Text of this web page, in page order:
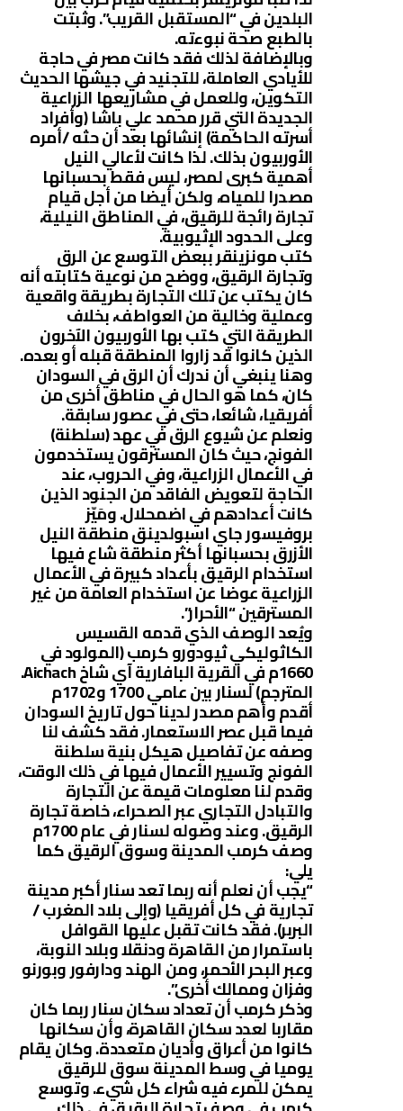
البلدين في “المستقبل القريب”. وثبتت
بالطبع صحة نبوءته.
وبالإضافة لذلك فقد كانت مصر في حاجة
للأيادي العاملة، للتجنيد في جيشها الحديث
التكوين، وللعمل في مشاريعها الزراعية
الجديدة التي قرر محمد علي باشا (وأفراد
أسرته الحاكمة) إنشائها بعد أن حثه /أمره
الأوربيون بذلك. لذا كانت لأعالي النيل
أهمية كبرى لمصر، ليس فقط بحسبانها
مصدرا للمياه، ولكن أيضا من أجل قيام
تجارة رائجة للرقيق، في المناطق النيلية،
وعلى الحدود الإثيوبية.
كتب مونزينقر ببعض التوسع عن الرق
وتجارة الرقيق، ووضح من نوعية كتابته أنه
كان يكتب عن تلك التجارة بطريقة واقعية
وعملية وخالية من العواطف، بخلاف
الطريقة التي كتب بها الأوربيون الآخرون
الذين كانوا قد زاروا المنطقة قبله أو بعده.
وهنا ينبغي أن ندرك أن الرق في السودان
كان، كما هو الحال في مناطق أخرى من
أفريقيا، شائعا، حتى في عصور سابقة.
ونعلم عن شيوع الرق في عهد (سلطنة)
الفونج، حيث كان المسترقون يستخدمون
في الأعمال الزراعية، وفي الحروب، عند
الحاجة لتعويض الفاقد من الجنود الذين
كانت أعدادهم في اضمحلال. ومَيّز
بروفيسور جاي اسبولدينق منطقة النيل
الأزرق بحسبانها أكثر منطقة شاع فيها
استخدام الرقيق بأعداد كبيرة في الأعمال
الزراعية عوضا عن استخدام العامة من غير
المسترقين “الأحرار”.
ويُعد الوصف الذي قدمه القسيس
الكاثوليكي ثيودورو كرمب (المولود في
1660م في القرية البافارية آي شاخ Aichach.
المترجم) لسنار بين عامي 1700 و1702م
أقدم وأهم مصدر لدينا حول تاريخ السودان
فيما قبل عصر الاستعمار. فقد كشف لنا
وصفه عن تفاصيل هيكل بنية سلطنة
الفونج وتسيير الأعمال فيها في ذلك الوقت،
وقدم لنا معلومات قيمة عن التجارة
والتبادل التجاري عبر الصحراء، خاصة تجارة
الرقيق. وعند وصوله لسنار في عام 1700م
وصف كرمب المدينة وسوق الرقيق كما
يلي:
“يجب أن نعلم أنه ربما تعد سنار أكبر مدينة
تجارية في كل أفريقيا (وإلى بلاد المغرب /
البربر). فقد كانت تقبل عليها القوافل
باستمرار من القاهرة ودنقلا وبلاد النوبة،
وعبر البحر الأحمر، ومن الهند ودارفور وبورنو
وفزان وممالك أخرى”.
وذكر كرمب أن تعداد سكان سنار ربما كان
مقاربا لعدد سكان القاهرة، وأن سكانها
كانوا من أعراق وأديان متعددة. وكان يقام
يوميا في وسط المدينة سوق للرقيق
يمكن للمرء فيه شراء كل شيء. وتوسع